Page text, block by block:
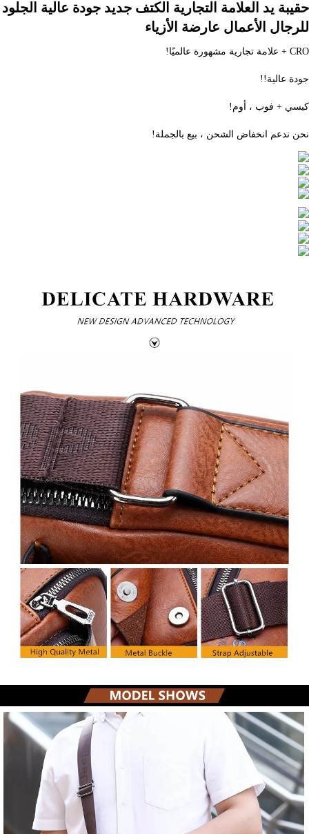
للرجال الأعمال عارضة الأزياء
CRO + علامة تجارية مشهورة عالميًا!
جودة عالية!!
كيسي + فوب ، أوم!
نحن ندعم انخفاض الشحن ، بيع بالجملة!